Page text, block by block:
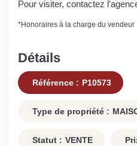
Pour visiter, contactez
*Honoraires à la charge du vendeur
Détails
Référence : P10573
Type de propriété :
Statut : VENTE